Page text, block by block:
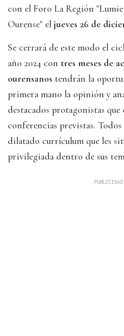
con el Foro La Región
Ourense" el jueves 26 de
Se cerrará de este modo el
año 2024 con tres meses de
ourensanos tendrán la
primera mano la opinión y
destacados protagonistas que
conferencias previstas.
dilatado currículum que les
privilegiada dentro de sus